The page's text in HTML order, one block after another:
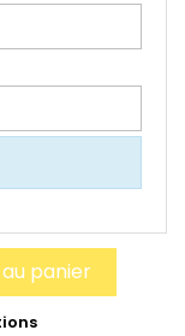
panier